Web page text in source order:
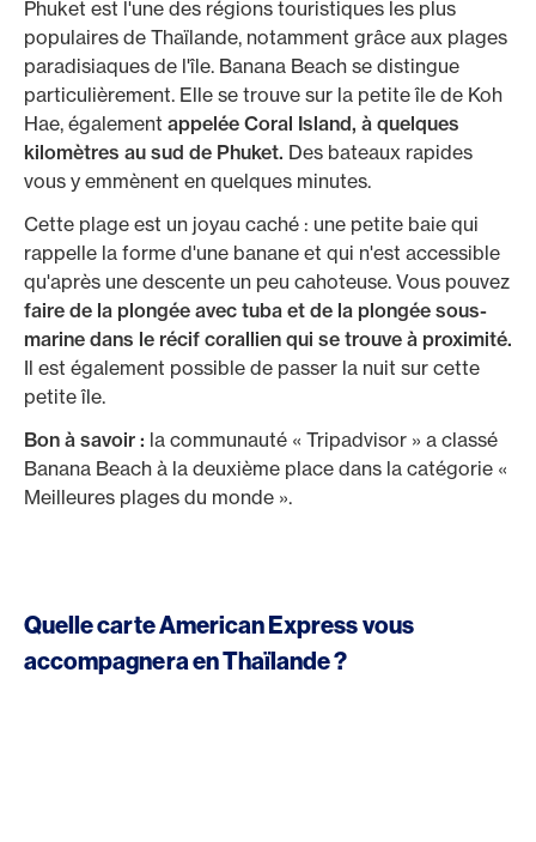
Phuket est l'une des régions touristiques les plus
populaires de Thaïlande, notamment grâce aux plages
paradisiaques de l'île. Banana Beach se distingue
particulièrement. Elle se trouve sur la petite île de Koh
Hae, également appelée Coral Island, à quelques
kilomètres au sud de Phuket. Des bateaux rapides
vous y emmènent en quelques minutes.
Cette plage est un joyau caché : une petite baie qui
rappelle la forme d'une banane et qui n'est accessible
qu'après une descente un peu cahoteuse. Vous pouvez
faire de la plongée avec tuba et de la plongée sous-
marine dans le récif corallien qui se trouve à proximité.
Il est également possible de passer la nuit sur cette
petite île.
Bon à savoir : la communauté « Tripadvisor » a classé
Banana Beach à la deuxième place dans la catégorie «
Meilleures plages du monde ».
Quelle carte American Express vous
accompagnera en Thaïlande ?